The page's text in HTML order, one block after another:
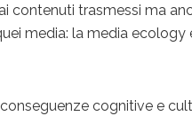
contenuti trasmessi ma
media: la media
cognitive e